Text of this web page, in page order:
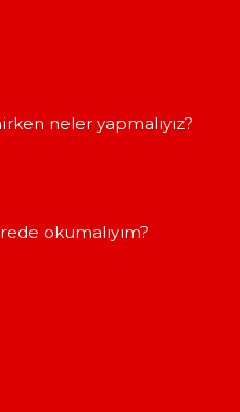
neler yapmalıyız?
okumalıyım?